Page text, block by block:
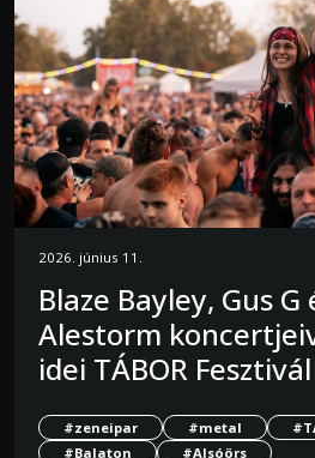
2026. június 11.
Blaze Bayley, Gus G
Alestorm
idei TÁBOR Fesztivál
#zeneipar #metal
#Balaton
#Alsóörs